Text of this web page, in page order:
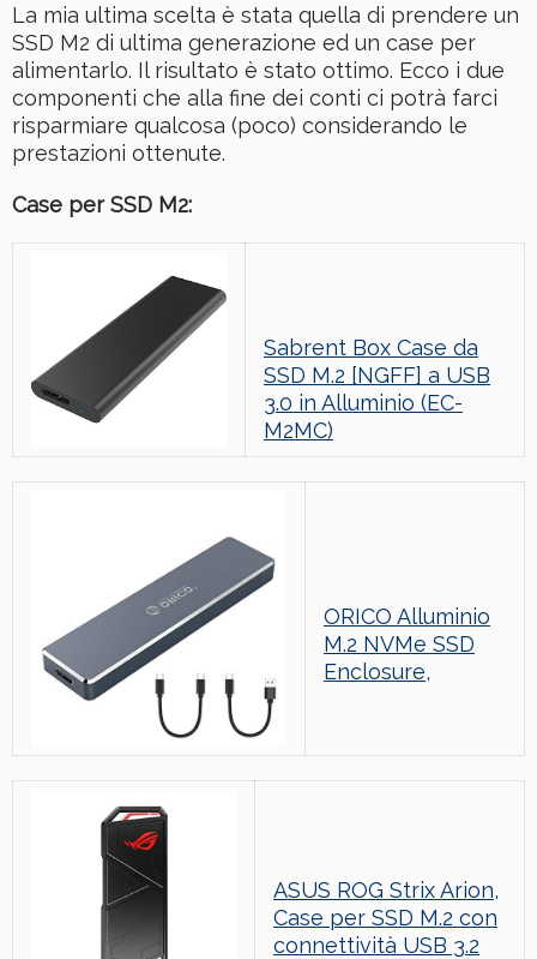
La mia ultima scelta è stata quella di prendere un
SSD M2 di ultima generazione ed un case per
alimentarlo. Il risultato è stato ottimo. Ecco i due
componenti che alla fine dei conti ci potrà farci
risparmiare qualcosa (poco) considerando le
prestazioni ottenute.
Case per SSD M2:
Sabrent Box Case da
SSD M.2 [NGFF] a USB
3.0 in Alluminio (EC-
M2MC)
ORICO Alluminio
M.2 NVMe SSD
Enclosure,
ASUS ROG Strix Arion,
Case per SSD M.2 con
connettività USB 3.2